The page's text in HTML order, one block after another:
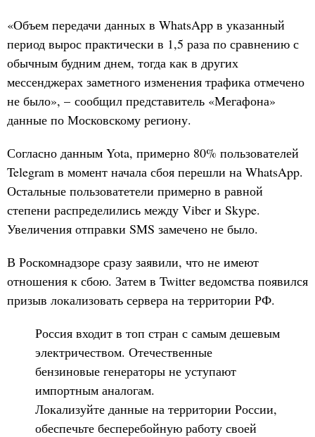
«Объем передачи данных в WhatsApp в указанный
период вырос практически в 1,5 раза по сравнению с
обычным будним днем, тогда как в других
мессенджерах заметного изменения трафика отмечено
не было», – сообщил представитель «Мегафона»
данные по Московскому региону.
Согласно данным Yota, примерно 80% пользователей
Telegram в момент начала сбоя перешли на WhatsApp.
Остальные пользоватетели примерно в равной
степени распределились между Viber и Skype.
Увеличения отправки SMS замечено не было.
В Роскомнадзоре сразу заявили, что не имеют
отношения к сбою. Затем в Twitter ведомства появился
призыв локализовать сервера на территории РФ.
Россия входит в топ стран с самым дешевым
электричеством. Отечественные
бензиновые генераторы не уступают
импортным аналогам.
Локализуйте данные на территории России,
обеспечьте бесперебойную работу своей